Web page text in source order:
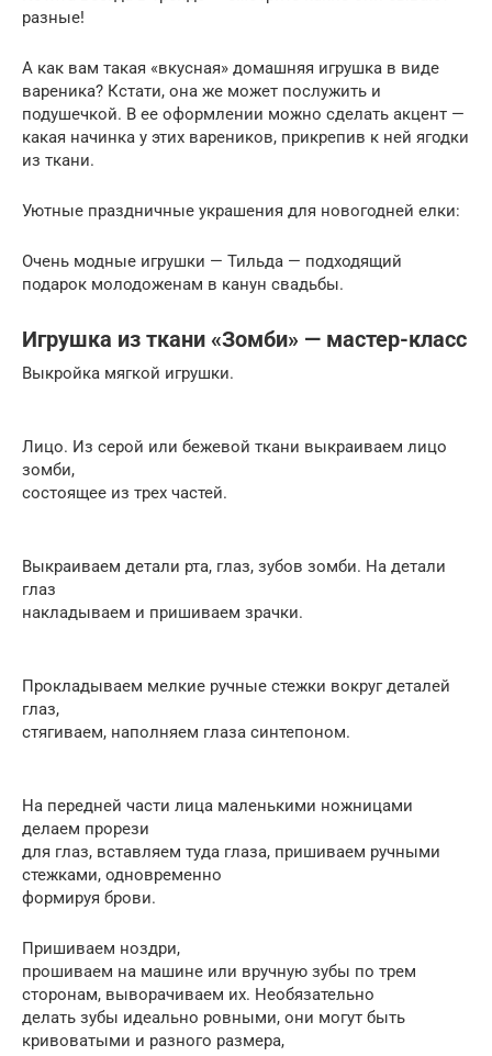
разные!
А как вам такая «вкусная» домашняя игрушка в виде
вареника? Кстати, она же может послужить и
подушечкой. В ее оформлении можно сделать акцент —
какая начинка у этих вареников, прикрепив к ней ягодки
из ткани.
Уютные праздничные украшения для новогодней елки:
Очень модные игрушки — Тильда — подходящий
подарок молодоженам в канун свадьбы.
Игрушка из ткани «Зомби» — мастер-класс
Выкройка мягкой игрушки.
Лицо. Из серой или бежевой ткани выкраиваем лицо
зомби,
состоящее из трех частей.
Выкраиваем детали рта, глаз, зубов зомби. На детали
глаз
накладываем и пришиваем зрачки.
Прокладываем мелкие ручные стежки вокруг деталей
глаз,
стягиваем, наполняем глаза синтепоном.
На передней части лица маленькими ножницами
делаем прорези
для глаз, вставляем туда глаза, пришиваем ручными
стежками, одновременно
формируя брови.
Пришиваем ноздри,
прошиваем на машине или вручную зубы по трем
сторонам, выворачиваем их. Необязательно
делать зубы идеально ровными, они могут быть
кривоватыми и разного размера,